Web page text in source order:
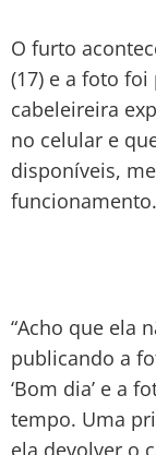
O furto
(17) e a foto
cabeleireira
no celular e
disponíveis,
funcionamento.
“Acho que ela
publicando a
‘Bom dia’ e a
tempo. Uma
ela devolver o